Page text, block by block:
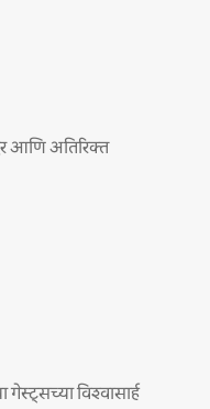
आणि अतिरिक्त
गेस्ट्सच्या विश्वासार्ह